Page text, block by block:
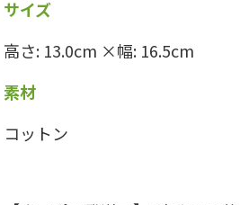
サイズ
高さ: 13.0cm ×幅: 16.5cm
素材
コットン